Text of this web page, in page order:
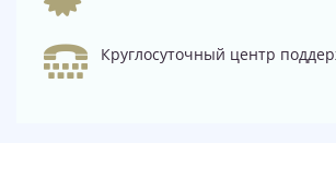
Круглосуточный центр